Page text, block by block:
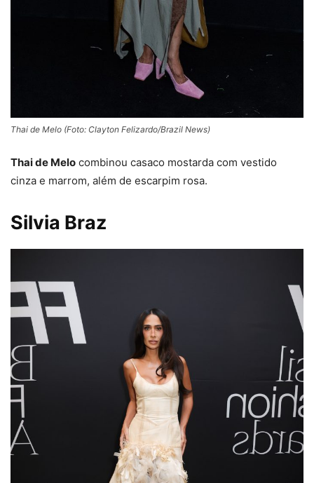
Thai de Melo (Foto: Clayton Felizardo/Brazil News)
Thai de Melo combinou casaco mostarda com vestido
cinza e marrom, além de escarpim rosa.
Silvia Braz